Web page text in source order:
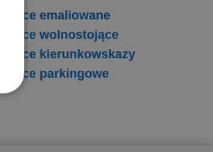
Tablice emaliowane
Tablice wolnostojące
Tablice kierunkowskazy
Tablice parkingowe